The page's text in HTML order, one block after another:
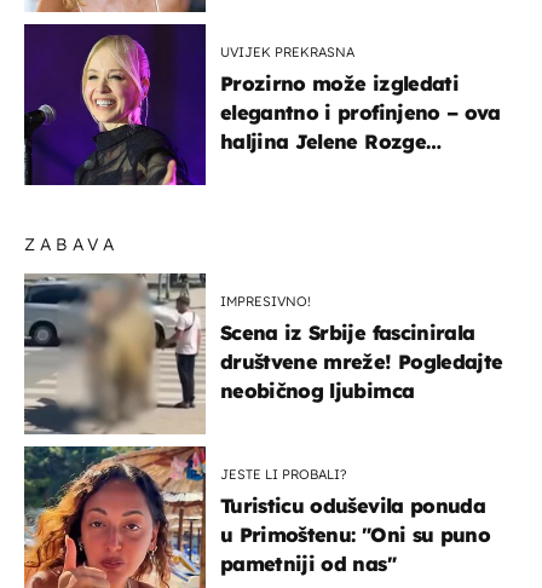
ZABAVA
IMPRESIVNO!
Scena iz Srbije fascinirala
društvene mreže! Pogledajte
neobičnog ljubimca
JESTE LI PROBALI?
Turisticu oduševila ponuda
u Primoštenu: "Oni su puno
pametniji od nas"
UVIJEK PREKRASNA
Prozirno može izgledati
elegantno i profinjeno – ova
haljina Jelene Rozge